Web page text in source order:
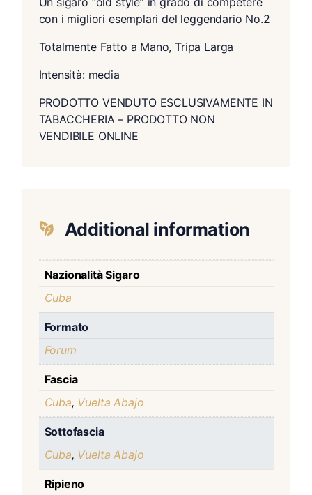
con i migliori esemplari del leggendario No.2
Totalmente Fatto a Mano, Tripa Larga
Intensità: media
PRODOTTO VENDUTO ESCLUSIVAMENTE IN
TABACCHERIA – PRODOTTO NON
VENDIBILE ONLINE
Additional information
Nazionalità Sigaro
Cuba
Formato
Forum
Fascia
Cuba, Vuelta Abajo
Sottofascia
Cuba, Vuelta Abajo
Ripieno